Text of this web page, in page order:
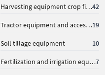
Harvesting equipment crop fields42
Tractor equipment and accessories19
Soil tillage equipment 10
Fertilization and irrigation equipment7